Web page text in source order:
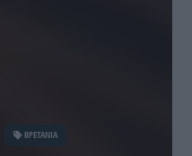
ΒΡΕΤΑΝΙΑ